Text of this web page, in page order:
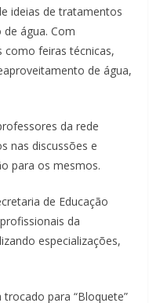
ideias de tratamentos
água. Com
como feiras técnicas,
de água,
da rede
nas discussões e
para os mesmos.
de Educação
da
especializações,
para “Bloquete”